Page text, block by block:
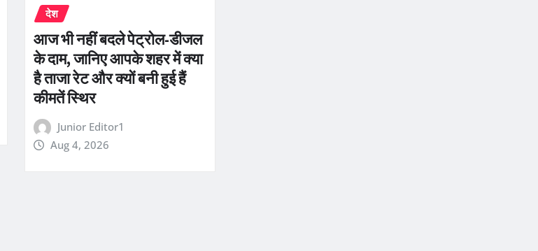
देश
आज भी नहीं बदले पेट्रोल-डीजल
के दाम, जानिए आपके शहर में क्या
है ताजा रेट और क्यों बनी हुई हैं
कीमतें स्थिर
Junior Editor1
Aug 4, 2026